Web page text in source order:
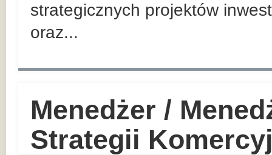
strategicznych projektów
oraz...
Menedżer /
Strategii